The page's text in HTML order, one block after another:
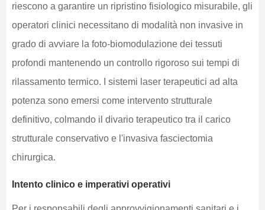
riescono a garantire un ripristino fisiologico misurabile, gli
operatori clinici necessitano di modalità non invasive in
grado di avviare la foto-biomodulazione dei tessuti
profondi mantenendo un controllo rigoroso sui tempi di
rilassamento termico. I sistemi laser terapeutici ad alta
potenza sono emersi come intervento strutturale
definitivo, colmando il divario terapeutico tra il carico
strutturale conservativo e l'invasiva fasciectomia
chirurgica.
Intento clinico e imperativi operativi